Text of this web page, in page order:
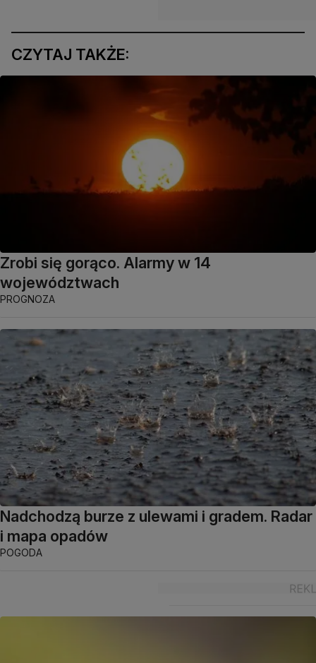
CZYTAJ TAKŻE:
Zrobi się gorąco. Alarmy w 14
województwach
PROGNOZA
Nadchodzą burze z ulewami i gradem. Radar
i mapa opadów
POGODA